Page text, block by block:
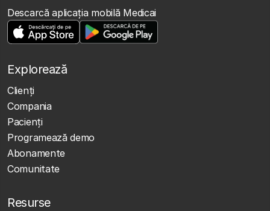
Descarcă aplicația mobilă Medicai
Explorează
Clienţi
Compania
Pacienți
Programează demo
Abonamente
Comunitate
Resurse